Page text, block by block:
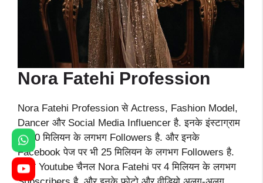
Nora Fatehi Profession
Nora Fatehi Profession से Actress, Fashion Model,
Dancer और Social Media Influencer है. इनके इंस्टाग्राम
पर 40 मिलियन के लगभग Followers है. और इनके
Facebook पेज पर भी 25 मिलियन के लगभग Followers है.
इनके Youtube चैनल Nora Fatehi पर 4 मिलियन के लगभग